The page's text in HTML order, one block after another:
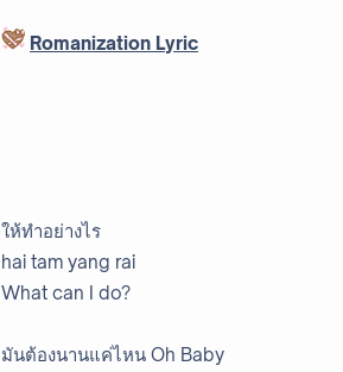
Romanization Lyric
ให้ทำอย่างไร
hai tam yang rai
What can I do?
มันต้องนานแค่ไหน Oh Baby